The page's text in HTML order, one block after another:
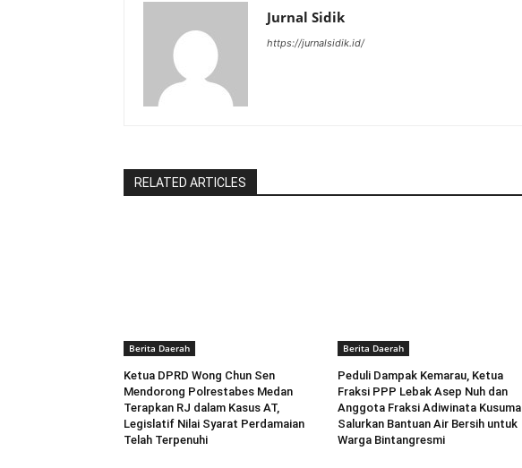
Jurnal Sidik
https://jurnalsidik.id/
RELATED ARTICLES
Berita Daerah
Ketua DPRD Wong Chun Sen
Mendorong Polrestabes Medan
Terapkan RJ dalam Kasus AT,
Legislatif Nilai Syarat Perdamaian
Telah Terpenuhi
Berita Daerah
Peduli Dampak Kemarau, Ketua
Fraksi PPP Lebak Asep Nuh dan
Anggota Fraksi Adiwinata Kusuma
Salurkan Bantuan Air Bersih untuk
Warga Bintangresmi